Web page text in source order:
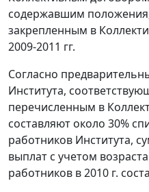
содержавшим
закрепленным в
2009-2011 гг.
Согласно
Института,
перечисленным в
составляют около 30%
работников Института,
выплат с учетом
работников в 2010 г.